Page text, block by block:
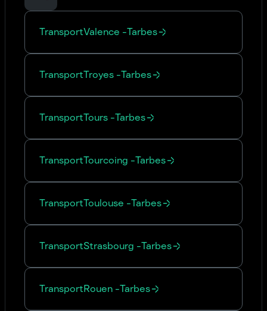
TransportValence -Tarbes
TransportTroyes -Tarbes
TransportTours -Tarbes
TransportTourcoing -Tarbes
TransportToulouse -Tarbes
TransportStrasbourg -Tarbes
TransportRouen -Tarbes